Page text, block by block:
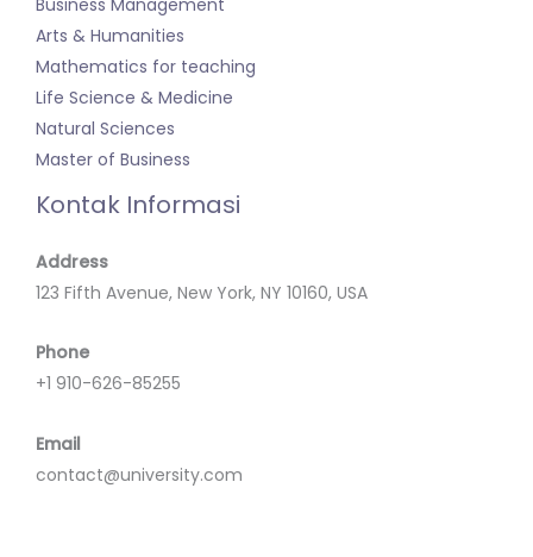
Arts & Humanities
Mathematics for teaching
Life Science & Medicine
Natural Sciences
Master of Business
Kontak Informasi
Address
123 Fifth Avenue, New York, NY 10160, USA
Phone
+1 910-626-85255
Email
contact@university.com